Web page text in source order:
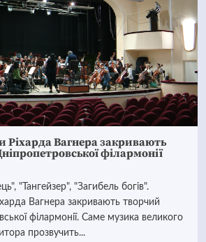
Ріхарда Вагнера закривають
філармонії
"Тангейзер", "Загибель богів".
Вагнера закривають творчий
філармонії. Саме музика великого
прозвучить...